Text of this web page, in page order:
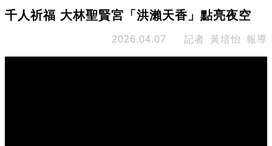
千人祈福 大林聖賢宮「洪瀨天香」點亮夜空
2026.04.07 記者 黃培怡 報導